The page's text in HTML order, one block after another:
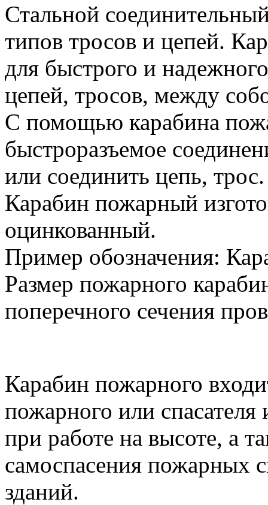
Стальной
типов тросов и цепей.
для быстрого и
цепей, тросов, между
С помощью карабина
быстроразъемое
или соединить цепь, трос.
Карабин пожарный
оцинкованный.
Пример обозначения:
Размер пожарного
поперечного сечения
Карабин пожарного
пожарного или спасателя
при работе на высоте, а
самоспасения пожарных
зданий.